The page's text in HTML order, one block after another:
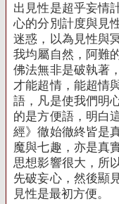
出見性是超乎妄情
心的分別計度與見
迷惑，以為見性與
我均屬自然，阿難
佛法無非是破執著
才能超情，能超情
語，凡是使我們明
的是方便語，明白
經》徹始徹終皆是
魔與七趣，亦是真
思想影響很大，所
先破妄心，然後顯
見性是最初方便。